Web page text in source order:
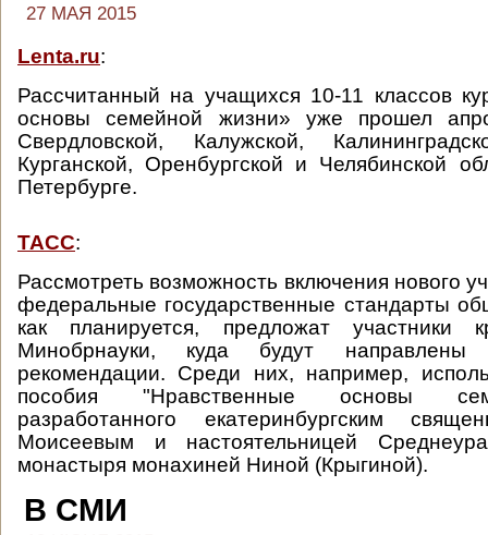
27 МАЯ 2015
Lenta.ru:
Рассчитанный на учащихся 10-11 классов
основы семейной жизни» уже прошел
Свердловской, Калужской,
Курганской, Оренбургской и Челябинской
Петербурге.
ТАСС:
Рассмотреть возможность включения нового
федеральные государственные стандарты
как планируется, предложат участники
Минобрнауки, куда будут направлены
рекомендации. Среди них, например,
пособия "Нравственные основы
разработанного екатеринбургским
Моисеевым и настоятельницей
монастыря монахиней Ниной (Крыгиной).
В СМИ